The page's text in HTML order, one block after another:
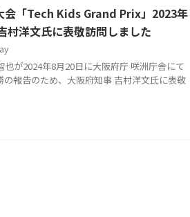
会「Tech Kids Grand Prix」2023年
村洋文氏に表敬訪問しました
が2024年8月20日に大阪府庁 咲洲庁舎にて
の報告のため、大阪府知事 吉村洋文氏に表敬